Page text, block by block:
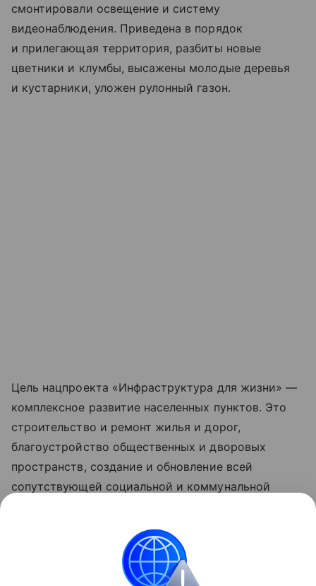
смонтировали освещение и систему
видеонаблюдения. Приведена в порядок
и прилегающая территория, разбиты новые
цветники и клумбы, высажены молодые деревья
и кустарники, уложен рулонный газон.
Цель нацпроекта «Инфраструктура для жизни» —
комплексное развитие населенных пунктов. Это
строительство и ремонт жилья и дорог,
благоустройство общественных и дворовых
пространств, создание и обновление всей
сопутствующей социальной и коммунальной
маршрутов общественного транспорта за счет
обновления его подвижного состава. Обновленные
нацпроекты реализуются по решению